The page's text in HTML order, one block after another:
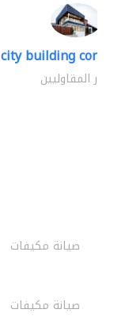
city building
كبار المقاوليين
صيانة مكيفات
صيانة مكيفات